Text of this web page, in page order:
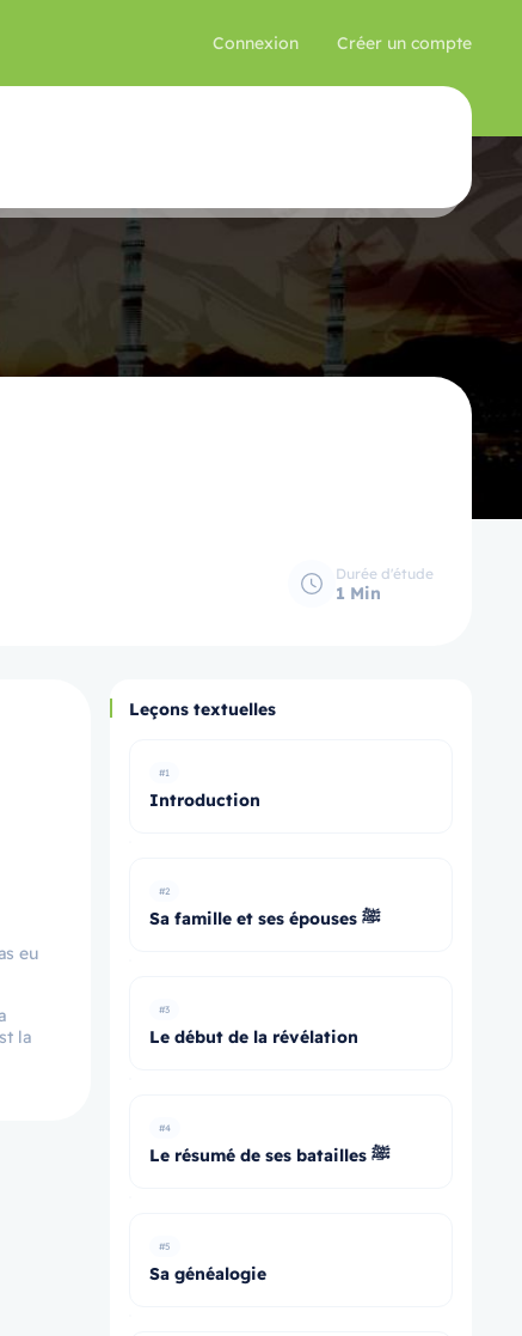
Connexion Créer un compte
Durée d'étude
1 Min
eu
la
Leçons textuelles
#1
Introduction
#2
Sa famille et ses épouses ﷺ
#3
Le début de la révélation
#4
Le résumé de ses batailles ﷺ
#5
Sa généalogie